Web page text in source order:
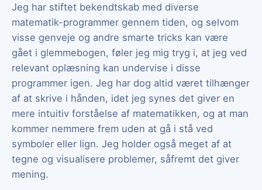
Jeg har stiftet bekendtskab med diverse
matematik-programmer gennem tiden, og selvom
visse genveje og andre smarte tricks kan være
gået i glemmebogen, føler jeg mig tryg i, at jeg ved
relevant oplæsning kan undervise i disse
programmer igen. Jeg har dog altid været tilhænger
af at skrive i hånden, idet jeg synes det giver en
mere intuitiv forståelse af matematikken, og at man
kommer nemmere frem uden at gå i stå ved
symboler eller lign. Jeg holder også meget af at
tegne og visualisere problemer, såfremt det giver
mening.